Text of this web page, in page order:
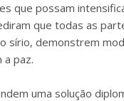
que possam
que todas as
sírio, demonstrem
a paz.
uma solução